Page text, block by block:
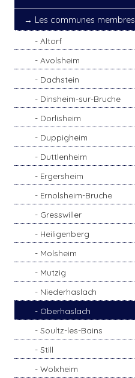
Les communes membres
Altorf
Avolsheim
Dachstein
Dinsheim-sur-Bruche
Dorlisheim
Duppigheim
Duttlenheim
Ergersheim
Ernolsheim-Bruche
Gresswiller
Heiligenberg
Molsheim
Mutzig
Niederhaslach
Oberhaslach
Soultz-les-Bains
Still
Wolxheim